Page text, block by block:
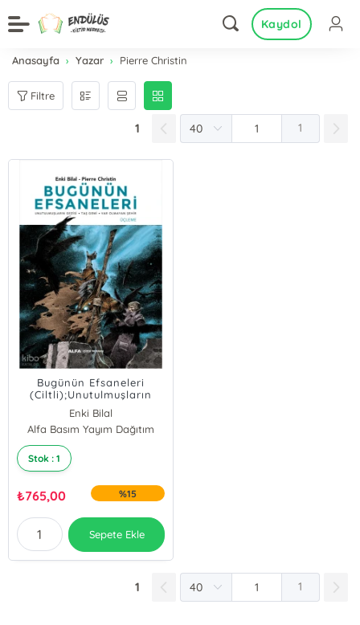
Kaydol
Anasayfa Yazar Pierre Christin
Filtre
1 1
Bugünün Efsaneleri
(Ciltli);Unutulmuşların
Gezisi - Taş Gemi - Var
Olmayan Şehir
Enki Bilal
Alfa Basım Yayım Dağıtım
Stok : 1
₺765,00 %15
Sepete Ekle
1 1